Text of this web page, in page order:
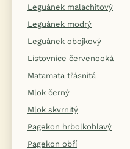
Leguánek malachitový
Leguánek modrý
Leguánek obojkový
Listovnice červenooká
Matamata třásnitá
Mlok černý
Mlok skvrnitý
Pagekon hrbolkohlavý
Pagekon obří